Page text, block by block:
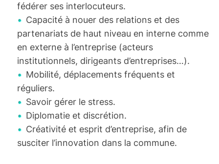
fédérer ses interlocuteurs.
Capacité à nouer des relations et des
partenariats de haut niveau en interne comme
en externe à l’entreprise (acteurs
institutionnels, dirigeants d’entreprises…).
Mobilité, déplacements fréquents et
réguliers.
Savoir gérer le stress.
Diplomatie et discrétion.
Créativité et esprit d’entreprise, afin de
susciter l’innovation dans la commune.